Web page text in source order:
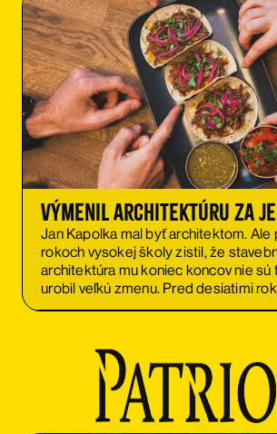
Výmenil architektúru za
Jan Kapolka mal byť architektom. Ale
rokoch vysokej školy zistil, že
architektúra mu koniec koncov nie sú
urobil veľkú zmenu. Pred desiatimi
23 rokov, založil so svojím bratom